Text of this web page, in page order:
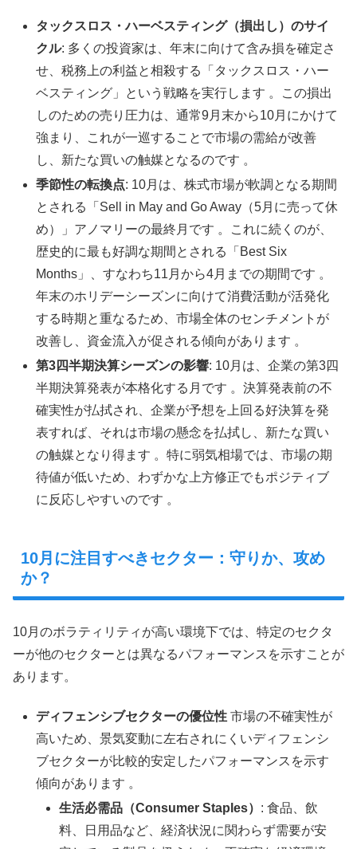
タックスロス・ハーベスティング（損出し）のサイ
クル: 多くの投資家は、年末に向けて含み損を確定さ
せ、税務上の利益と相殺する「タックスロス・ハー
ベスティング」という戦略を実行します 。この損出
しのための売り圧力は、通常9月末から10月にかけて
強まり、これが一巡することで市場の需給が改善
し、新たな買いの触媒となるのです 。
季節性の転換点: 10月は、株式市場が軟調となる期間
とされる「Sell in May and Go Away（5月に売って休
め）」アノマリーの最終月です 。これに続くのが、
歴史的に最も好調な期間とされる「Best Six
Months」、すなわち11月から4月までの期間です 。
年末のホリデーシーズンに向けて消費活動が活発化
する時期と重なるため、市場全体のセンチメントが
改善し、資金流入が促される傾向があります 。
第3四半期決算シーズンの影響: 10月は、企業の第3四
半期決算発表が本格化する月です 。決算発表前の不
確実性が払拭され、企業が予想を上回る好決算を発
表すれば、それは市場の懸念を払拭し、新たな買い
の触媒となり得ます 。特に弱気相場では、市場の期
待値が低いため、わずかな上方修正でもポジティブ
に反応しやすいのです 。
10月に注目すべきセクター：守りか、攻め
か？
10月のボラティリティが高い環境下では、特定のセクタ
ーが他のセクターとは異なるパフォーマンスを示すことが
あります。
ディフェンシブセクターの優位性 市場の不確実性が
高いため、景気変動に左右されにくいディフェンシ
ブセクターが比較的安定したパフォーマンスを示す
傾向があります 。
生活必需品（Consumer Staples） : 食品、飲
料、日用品など、経済状況に関わらず需要が安